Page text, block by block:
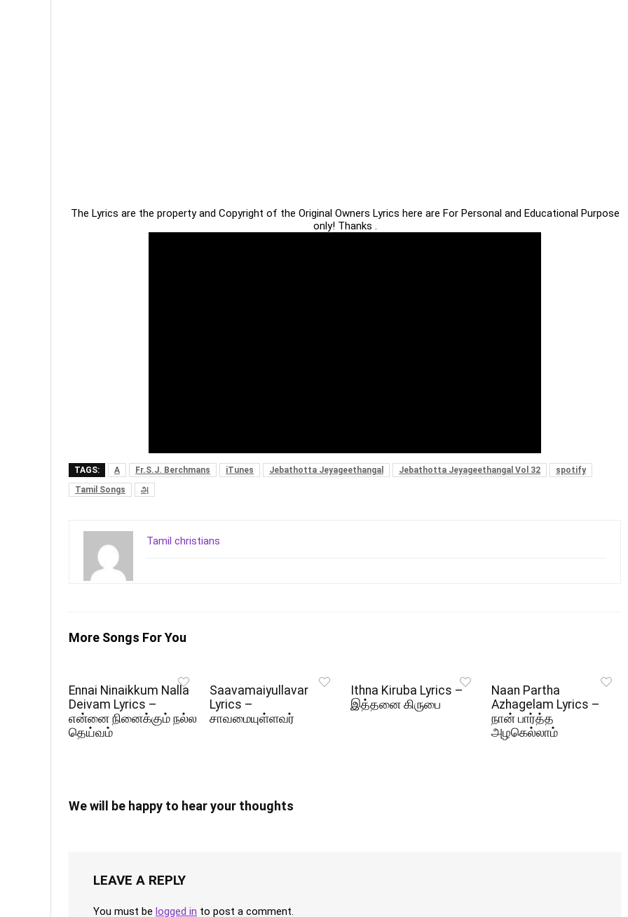
The Lyrics are the property and Copyright of the Original Owners Lyrics here are For Personal and Educational Purpose
only! Thanks .
TAGS: A Fr.S.J. Berchmans iTunes Jebathotta Jeyageethangal Jebathotta Jeyageethangal Vol 32
spotify
Tamil Songs
அ
Tamil christians
More Songs For You
Ennai Ninaikkum Nalla
Deivam Lyrics –
என்னை நினைக்கும் நல்ல
தெய்வம்
Saavamaiyullavar
Lyrics –
சாவமையுள்ளவர்
Ithna Kiruba Lyrics –
இத்தனை கிருபை
Naan Partha
Azhagelam Lyrics –
நான் பார்த்த
அழகெல்லாம்
We will be happy to hear your thoughts
LEAVE A REPLY
You must be logged in to post a comment.